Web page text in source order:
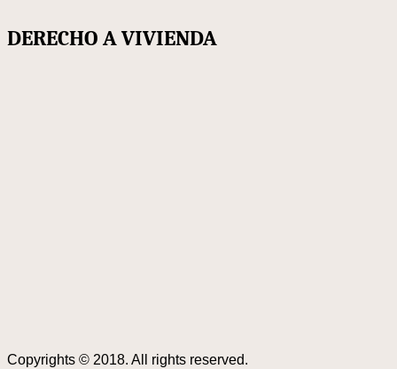
DERECHO A VIVIENDA
Copyrights © 2018. All rights reserved.